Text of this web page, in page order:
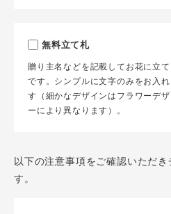
無料立て札
贈り主名などを記載してお花に立
です。シンプルに文字のみをお入れ
す（細かなデザインはフラワーデザ
ーにより異なります）。
以下の注意事項をご確認いただ
す。